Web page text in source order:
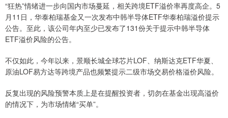
“狂热”情绪进一步向国内市场蔓延，相关跨境ETF溢价率再度高企。5
月11日，华泰柏瑞基金又一次发布中韩半导体ETF华泰柏瑞溢价提示
公告。至此，该公司年内至少已发布了131份关于提示中韩半导体
ETF溢价风险的公告。
不仅如此，今年以来，景顺长城全球芯片LOF、纳斯达克ETF华夏、
原油LOF易方达等跨境产品也频繁提示二级市场交易价格溢价风险。
反复出现的风险预警本质上是在提醒投资者，切勿在基金出现高溢价
的情况下，为市场情绪“买单”。